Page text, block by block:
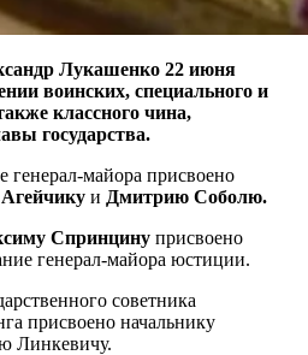
Лукашенко 22 июня
воинских, специального и
классного чина,
государства.
генерал-майора присвоено
и Дмитрию Соболю.
Спринцину присвоено
генерал-майора юстиции.
советника
присвоено начальнику
Линкевичу.